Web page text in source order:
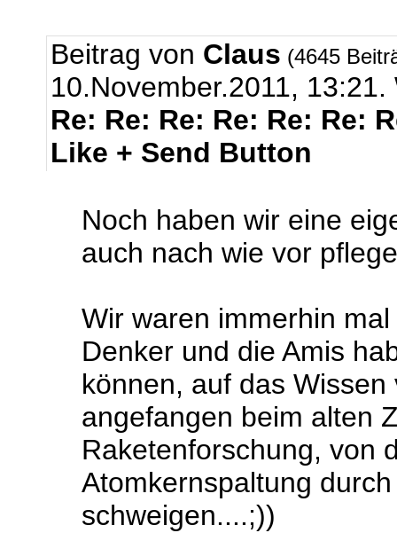
Beitrag von Claus (4645
10.November.2011,
Re: Re: Re: Re: Re: Re:
Like + Send Button
Noch haben wir eine
auch nach wie vor
Wir waren immerhin
Denker und die Amis
können, auf das
angefangen beim alten
Raketenforschung, von
Atomkernspaltung
schweigen....;))